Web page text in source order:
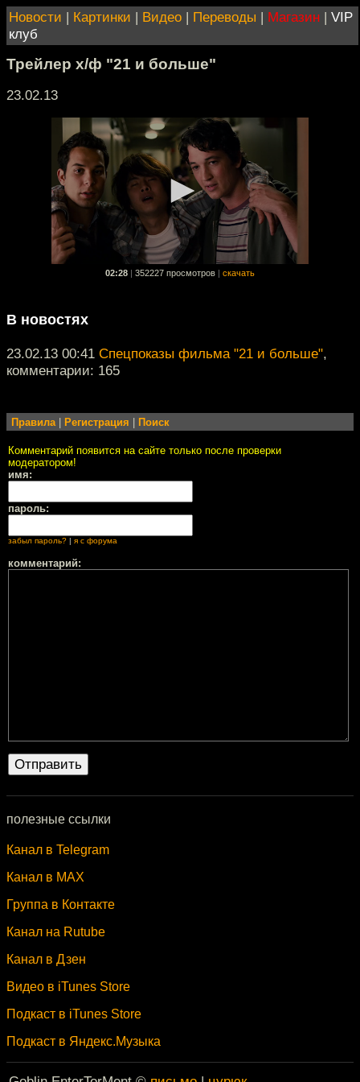
Новости | Картинки | Видео | Переводы | Магазин | VIP
клуб
Трейлер х/ф "21 и больше"
23.02.13
02:28 352227 просмотров скачать
В новостях
23.02.13 00:41 Спецпоказы фильма "21 и больше",
комментарии: 165
Правила| Регистрация Поиск
Комментарий появится на сайте только после проверки
модератором!
имя:
пароль:
забыл пароль? я с форума
комментарий:
полезные ссылки
Канал в Telegram
Канал в MAX
Группа в Контакте
Канал на Rutube
Канал в Дзен
Видео в iTunes Store
Подкаст в iTunes Store
Подкаст в Яндекс.Музыка